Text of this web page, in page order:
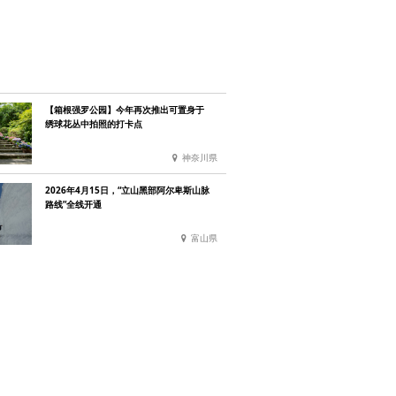
【箱根强罗公园】今年再次推出可置身于
绣球花丛中拍照的打卡点
神奈川県
2026年4月15日，“立山黑部阿尔卑斯山脉
路线”全线开通
富山県